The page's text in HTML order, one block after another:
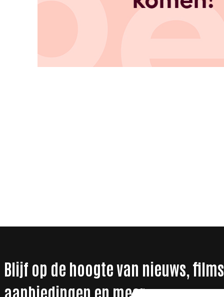
Blijf op de hoogte van nieuws, films,
aanbiedingen en meer